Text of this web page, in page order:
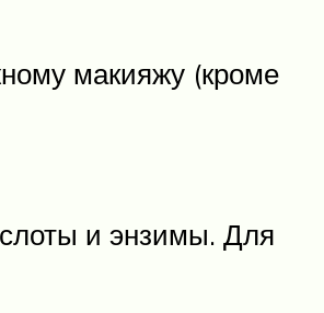
макияжу (кроме
и энзимы. Для